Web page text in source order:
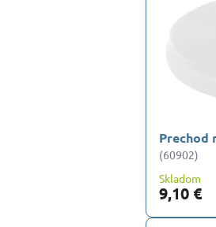
Prechod
(60902)
Skladom
9,10 €